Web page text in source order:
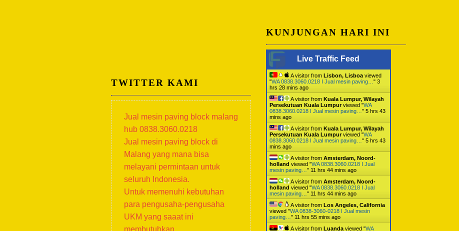
TWITTER KAMI
Jual mesin paving block malang
hub 0838.3060.0218
Jual mesin paving block di
Malang yang mana bisa
melayani permintaan untuk
seluruh Indonesia.
Untuk memenuhi kebutuhan
para pengusaha-pengusaha
UKM yang saaat ini
membutuhkan
KUNJUNGAN HARI INI
Live Traffic Feed
A visitor from Lisbon, Lisboaviewed
"WA 0838.3060.0218 I Jual mesin paving… " 3
hrs 28 mins ago
A visitor from Kuala Lumpur, Wilayah
Persekutuan Kuala Lumpurviewed "WA
0838.3060.0218 I Jual mesin paving… " 5 hrs 43
mins ago
A visitor from Kuala Lumpur, Wilayah
Persekutuan Kuala Lumpurviewed "WA
0838.3060.0218 I Jual mesin paving… " 5 hrs 43
mins ago
A visitor from Amsterdam, Noord-
holland viewed "WA 0838.3060.0218 I Jual
mesin paving… " 11 hrs 44 mins ago
A visitor from Amsterdam, Noord-
holland viewed "WA 0838.3060.0218 I Jual
mesin paving… " 11 hrs 44 mins ago
A visitor from Los Angeles, California
viewed "WA 0838-3060-0218 I Jual mesin
paving… " 11 hrs 55 mins ago
A visitor from Luandaviewed "WA